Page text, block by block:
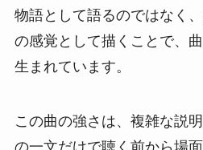
物語として語るのではなく
の感覚として描くことで、
生まれています。
この曲の強さは、複雑な説
の一文だけで聴く前から場